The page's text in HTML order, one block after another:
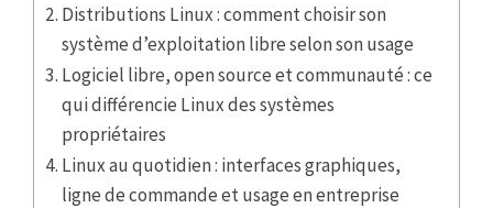
Distributions Linux : comment choisir son
système d’exploitation libre selon son usage
Logiciel libre, open source et communauté : ce
qui différencie Linux des systèmes
propriétaires
Linux au quotidien : interfaces graphiques,
ligne de commande et usage en entreprise